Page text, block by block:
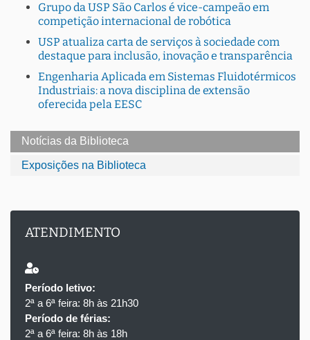
Notícias da Biblioteca
Exposições na Biblioteca
ATENDIMENTO
Período letivo:
2ª a 6ª feira: 8h às 21h30
Período de férias:
2ª a 6ª feira: 8h às 18h
Grupo da USP São Carlos é vice-campeão em
competição internacional de robótica
USP atualiza carta de serviços à sociedade com
destaque para inclusão, inovação e transparência
Engenharia Aplicada em Sistemas Fluidotérmicos
Industriais: a nova disciplina de extensão
oferecida pela EESC